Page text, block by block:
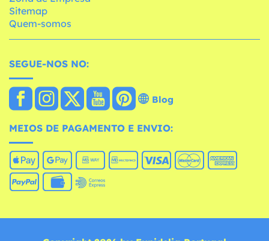
Sitemap
Quem-somos
SEGUE-NOS NO:
Blog
MEIOS DE PAGAMENTO E ENVIO: